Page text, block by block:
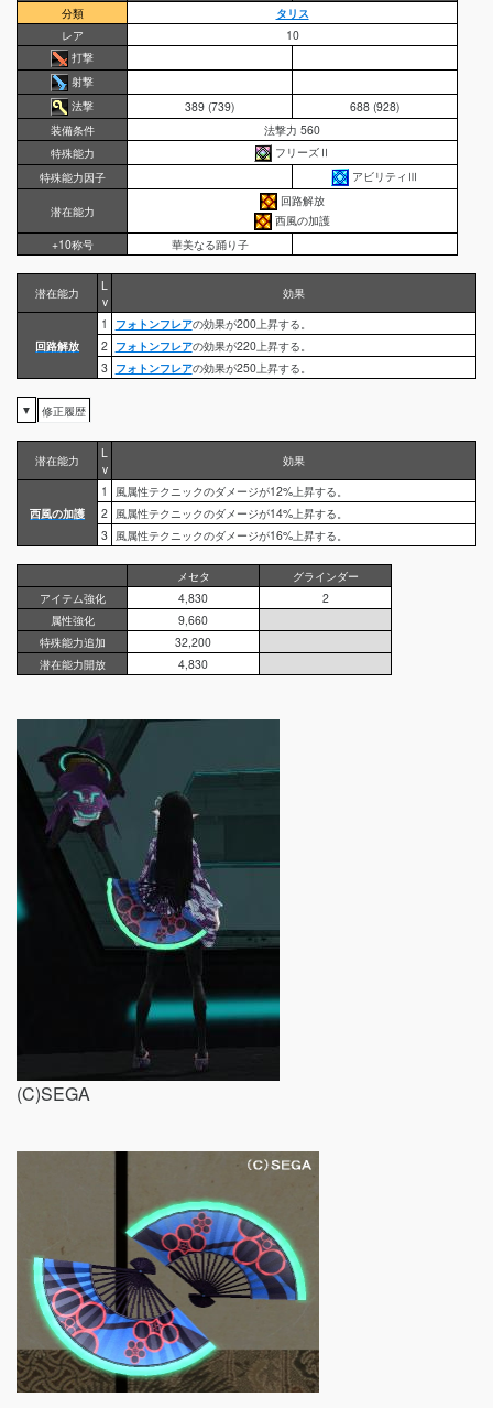
分類
タリス
レア
10
打撃
射撃
法撃
389 (739)
688 (928)
装備条件
法撃力 560
特殊能力
フリーズⅡ
特殊能力因子
アビリティⅢ
潜在能力
回路解放
西風の加護
+10称号
華美なる踊り子
潜在能力
L
v
効果
回路解放
1 フォトンフレアの効果が200上昇する。
2 フォトンフレアの効果が220上昇する。
3 フォトンフレアの効果が250上昇する。
▼ 修正履歴
潜在能力
L
v
効果
西風の加護
1
風属性テクニックのダメージが12%上昇する。
2 風属性テクニックのダメージが14%上昇する。
3 風属性テクニックのダメージが16%上昇する。
メセタ
グラインダー
アイテム強化
4,830
2
属性強化
9,660
特殊能力追加
32,200
潜在能力開放
4,830
(C)SEGA